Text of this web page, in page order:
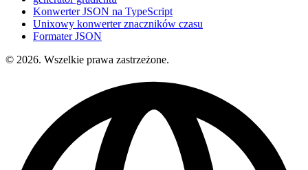
Konwerter JSON na TypeScript
Unixowy konwerter znaczników czasu
Formater JSON
© 2026. Wszelkie prawa zastrzeżone.